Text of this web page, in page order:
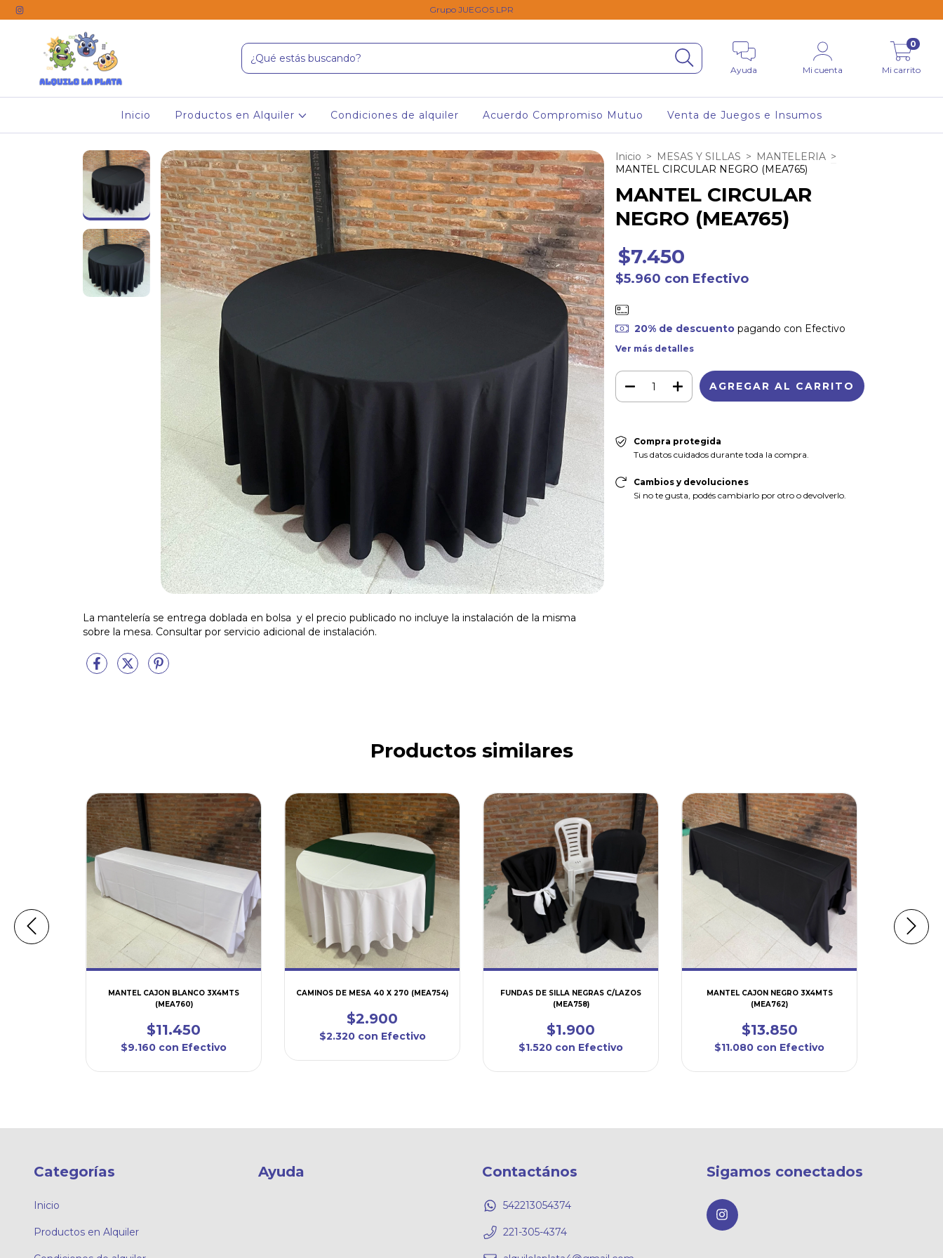
Grupo JUEGOS LPR
Ayuda Mi cuenta Mi carrito
0
Inicio Productos en Alquiler Condiciones de alquiler Acuerdo Compromiso Mutuo Venta de Juegos e Insumos
La mantelería se entrega doblada en bolsa y el precio publicado no incluye la instalación de la misma
sobre la mesa. Consultar por servicio adicional de instalación.
Inicio > MESAS Y SILLAS > MANTELERIA >
MANTEL CIRCULAR NEGRO (MEA765)
MANTEL CIRCULAR
NEGRO (MEA765)
$7.450
$5.960 con Efectivo
20% de descuentopagando con Efectivo
Ver más detalles
Compra protegida
Tus datos cuidados durante toda la compra.
Cambios y devoluciones
Si no te gusta, podés cambiarlo por otro o devolverlo.
Productos similares
MANTEL CAJON BLANCO 3X4MTS
(MEA760)
$11.450
$9.160 con Efectivo
CAMINOS DE MESA 40 X 270 (MEA754)
$2.900
$2.320 con Efectivo
FUNDAS DE SILLA NEGRAS C/LAZOS
(MEA758)
$1.900
$1.520 con Efectivo
MANTEL CAJON NEGRO 3X4MTS
(MEA762)
$13.850
$11.080 con Efectivo
Categorías
Inicio
Productos en Alquiler
Ayuda Contactános
542213054374
221-305-4374
Sigamos conectados